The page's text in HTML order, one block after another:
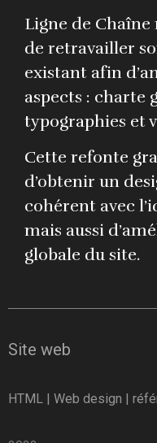
Ligne de Chaîne
de retravailler
existant afin
aspects : charte
typographies et
Cette refonte
d’obtenir un
cohérent avec
mais aussi
globale du site.
Site web
HTML | Web design |